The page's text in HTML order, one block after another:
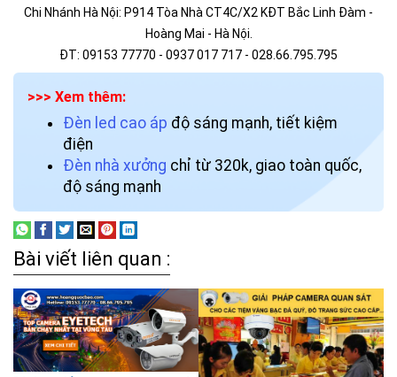
Chi Nhánh Hà Nội: P914 Tòa Nhà CT4C/X2 KĐT Bắc Linh Đàm -
Hoàng Mai - Hà Nội.
ĐT: 09153 77770 - 0937 017 717 - 028.66.795.795
>>> Xem thêm:
Đèn led cao áp độ sáng mạnh, tiết kiệm
điện
Đèn nhà xưởng chỉ từ 320k, giao toàn quốc,
độ sáng mạnh
Bài viết liên quan :